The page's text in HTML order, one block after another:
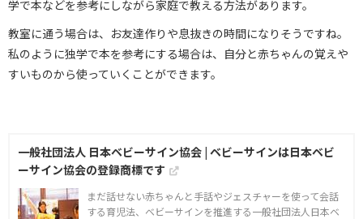
学で本などを参考にしながら家庭で教える方法があります。
教室に通う場合は、お友達作りや息抜きの時間になりそうですね。
私のように独学で本を参考にする場合は、自分と赤ちゃんの覚えや
すいものから使っていくことができます。
一般社団法人 日本ベビーサイン協会 | ベビーサインは日本ベビ
ーサイン協会の登録商標です
まだ話せない赤ちゃんと手話やジェスチャーを使って会話
する育児法、ベビーサインを推進する一般社団法人日本ベ